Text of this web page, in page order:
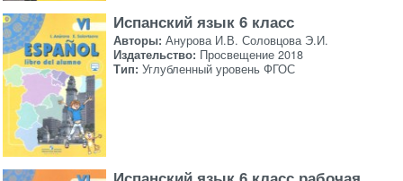
Испанский язык 6 класс
Авторы: Анурова И.В. Соловцова Э.И.
Издательство: Просвещение 2018
Тип: Углубленный уровень ФГОС